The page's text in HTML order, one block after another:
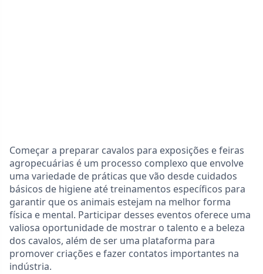
Começar a preparar cavalos para exposições e feiras
agropecuárias é um processo complexo que envolve
uma variedade de práticas que vão desde cuidados
básicos de higiene até treinamentos específicos para
garantir que os animais estejam na melhor forma
física e mental. Participar desses eventos oferece uma
valiosa oportunidade de mostrar o talento e a beleza
dos cavalos, além de ser uma plataforma para
promover criações e fazer contatos importantes na
indústria.